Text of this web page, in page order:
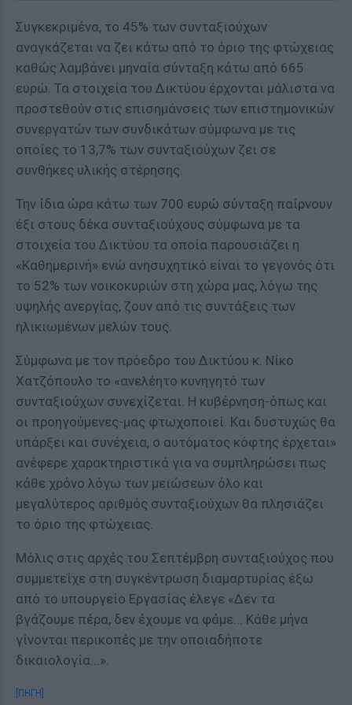
Συγκεκριμένα, το 45% των συνταξιούχων
αναγκάζεται να ζει κάτω από το όριο της φτώχειας
καθώς λαμβάνει μηναία σύνταξη κάτω από 665
ευρώ. Τα στοιχεία του Δικτύου έρχονται μάλιστα να
προστεθούν στις επισημάνσεις των επιστημονικών
συνεργατών των συνδικάτων σύμφωνα με τις
οποίες το 13,7% των συνταξιούχων ζει σε
συνθήκες υλικής στέρησης.
Την ίδια ώρα κάτω των 700 ευρώ σύνταξη παίρνουν
έξι στους δέκα συνταξιούχους σύμφωνα με τα
στοιχεία του Δικτύου τα οποία παρουσιάζει η
«Καθημερινή» ενώ ανησυχητικό είναι το γεγονός ότι
το 52% των νοικοκυριών στη χώρα μας, λόγω της
υψηλής ανεργίας, ζουν από τις συντάξεις των
ηλικιωμένων μελών τους.
Σύμφωνα με τον πρόεδρο του Δικτύου κ. Νίκο
Χατζόπουλο το «ανελέητο κυνηγητό των
συνταξιούχων συνεχίζεται. Η κυβέρνηση-όπως και
οι προηγούμενες-μας φτωχοποιεί. Και δυστυχώς θα
υπάρξει και συνέχεια, ο αυτόματος κόφτης έρχεται»
ανέφερε χαρακτηριστικά για να συμπληρώσει πως
κάθε χρόνο λόγω των μειώσεων όλο και
μεγαλύτερος αριθμός συνταξιούχων θα πλησιάζει
το όριο της φτώχειας.
Μόλις στις αρχές του Σεπτέμβρη συνταξιούχος που
συμμετείχε στη συγκέντρωση διαμαρτυρίας έξω
από το υπουργείο Εργασίας έλεγε «Δεν τα
βγάζουμε πέρα, δεν έχουμε να φάμε... Κάθε μήνα
γίνονται περικοπές με την οποιαδήποτε
δικαιολογία...».
[ΠΗΓΗ]